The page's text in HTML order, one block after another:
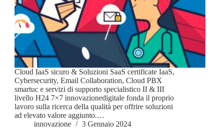
Cloud IaaS sicuro & Soluzioni SaaS certificate IaaS,
Cybersecurity, Email Collaboration, Cloud PBX
smartuc e servizi di supporto specialistico II & III
livello H24 7×7 innovazionedigitale fonda il proprio
lavoro sulla ricerca della qualità per offrire soluzioni
ad elevato valore aggiunto.…
innovazione
3 Gennaio 2024